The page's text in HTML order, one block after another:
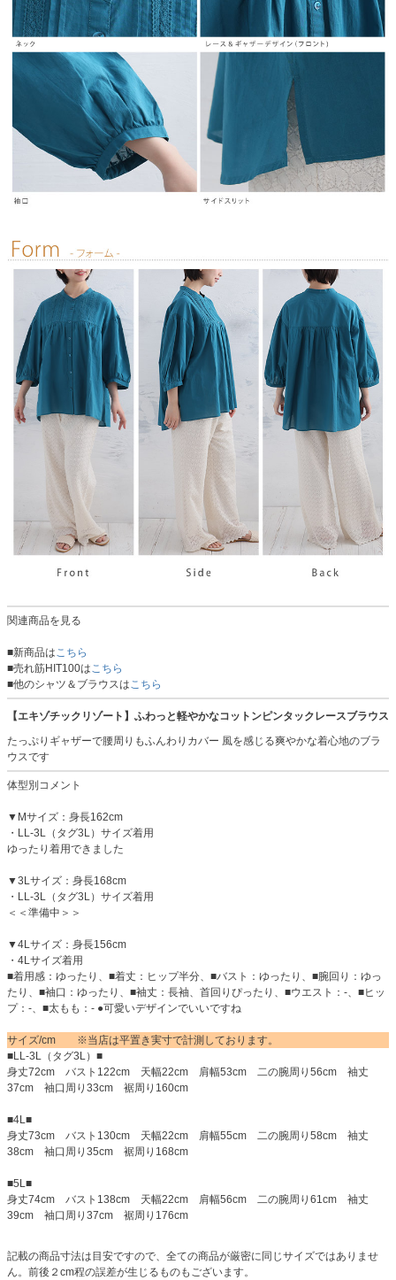
関連商品を見る
■新商品はこちら
■売れ筋HIT100はこちら
■他のシャツ＆ブラウスはこちら
【エキゾチックリゾート】ふわっと軽やかなコットンピンタックレースブラウス
たっぷりギャザーで腰周りもふんわりカバー 風を感じる爽やかな着心地のブラ
ウスです
体型別コメント
▼Mサイズ：身長162cm
・LL-3L（タグ3L）サイズ着用
ゆったり着用できました
▼3Lサイズ：身長168cm
・LL-3L（タグ3L）サイズ着用
＜＜準備中＞＞
▼4Lサイズ：身長156cm
・4Lサイズ着用
■着用感：ゆったり、■着丈：ヒップ半分、■バスト：ゆったり、■腕回り：ゆっ
たり、■袖口：ゆったり、■袖丈：長袖、首回りぴったり、■ウエスト：-、■ヒッ
プ：-、■太もも：- ●可愛いデザインでいいですね
サイズ/cm ※当店は平置き実寸で計測しております。
■LL-3L（タグ3L）■
身丈72cm バスト122cm 天幅22cm 肩幅53cm 二の腕周り56cm 袖丈
37cm 袖口周り33cm 裾周り160cm
■4L■
身丈73cm バスト130cm 天幅22cm 肩幅55cm 二の腕周り58cm 袖丈
38cm 袖口周り35cm 裾周り168cm
■5L■
身丈74cm バスト138cm 天幅22cm 肩幅56cm 二の腕周り61cm 袖丈
39cm 袖口周り37cm 裾周り176cm
記載の商品寸法は目安ですので、全ての商品が厳密に同じサイズではありませ
ん。前後２cm程の誤差が生じるものもございます。